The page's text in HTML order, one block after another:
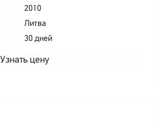
2010
Литва
30 дней
Узнать цену